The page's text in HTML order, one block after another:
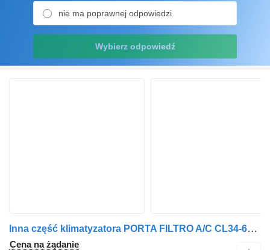
nie ma poprawnej odpowiedzi
Wybierz odpowiedź
Inna część klimatyzatora PORTA FILTRO A/C CL34-6A987 do samochodu Ford F150 LARIAT
Cena na żądanie